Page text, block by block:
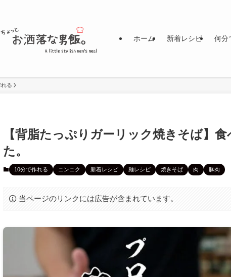
ホーム 新着レシピ 何分
る
【背脂たっぷりガーリック焼きそば】
た。
10分で作れる ニンニク 新着レシピ 麺レシピ 焼きそば 肉 豚肉
当ページのリンクには広告が含まれています。